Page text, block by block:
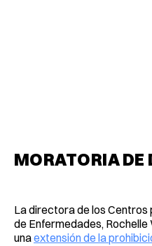
MORATORIA DE
La directora de los Centros
de Enfermedades, Rochelle
unaextensión de la